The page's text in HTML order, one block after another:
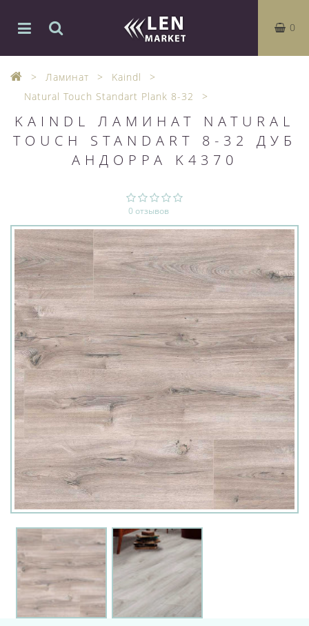
0
Ламинат
Kaindl
Natural Touch Standart Plank 8-32
KAINDL ЛАМИНАТ NATURAL
TOUCH STANDART 8-32 ДУБ
АНДОРРА K4370
0 отзывов